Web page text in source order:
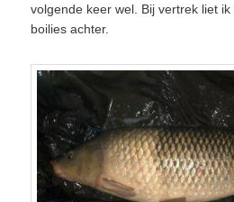
volgende keer wel. Bij vertrek liet ik
boilies achter.